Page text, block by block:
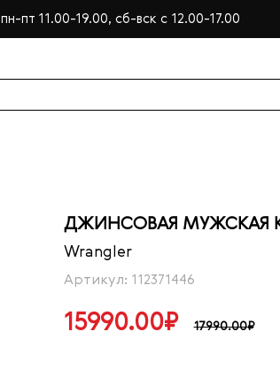
пт 11.00-19.00, сб-вск с 12.00-17.00
ДЖИНСОВАЯ МУЖСКАЯ
Wrangler
Артикул: 112371446
15990.00₽ 17990.00₽